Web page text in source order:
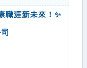
職涯新未來！✨